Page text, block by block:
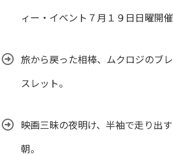
ィー・イベント７月１９日日曜開催
旅から戻った相棒、ムクロジのブレ
スレット。
映画三昧の夜明け、半袖で走り出す
朝。